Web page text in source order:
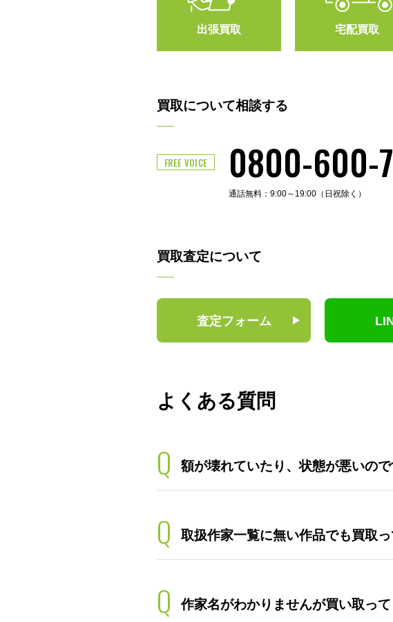
出張買取 宅配買取
買取について相談する
FREE VOICE 0800-600-
通話無料：9:00～19:00（日祝除く）
買取査定について
査定フォーム
よくある質問
Q 額が壊れていたり、状態が悪いの
Q 取扱作家一覧に無い作品でも買取
Q 作家名がわかりませんが買い取っ